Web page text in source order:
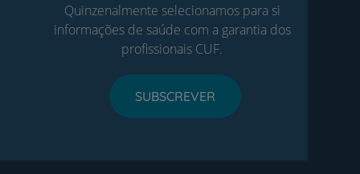
Quinzenalmente selecionamos para si
informações de saúde com a garantia dos
profissionais CUF.
SUBSCREVER